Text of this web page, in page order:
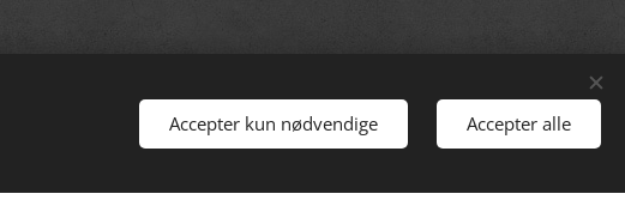
Accepter kun nødvendige Accepter alle